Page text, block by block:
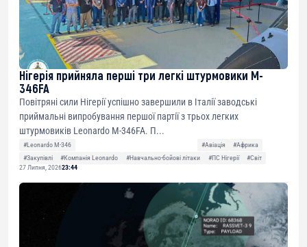
Нігерія прийняла перші три легкі штурмовики M-
346FA
Повітряні сили Нігерії успішно завершили в Італії заводські
приймальні випробування першої партії з трьох легких
штурмовиків Leonardo M-346FA. П...
#Leonardo M-346 #Авіація
#Африка
#Закупівлі
#Компанія Leonardo #Навчально-бойові літаки #ПС Нігерії
#Світ
27 Липня, 202623:44